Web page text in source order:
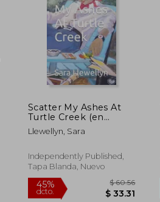
Scatter My Ashes At
Turtle Creek (en
Inglés)
Llewellyn, Sara
Independently Published,
Tapa Blanda, Nuevo